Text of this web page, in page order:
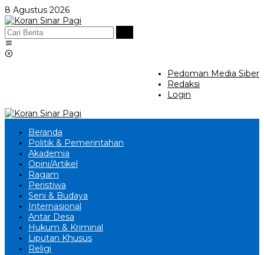
Lewati
ke
konten
8 Agustus 2026
Pedoman Media Siber
Redaksi
Login
Beranda
Politik & Pemerintahan
Akademia
Opini/Artikel
Ragam
Peristiwa
Seni & Budaya
Internasional
Antar Desa
Hukum & Kriminal
Liputan Khusus
Religi